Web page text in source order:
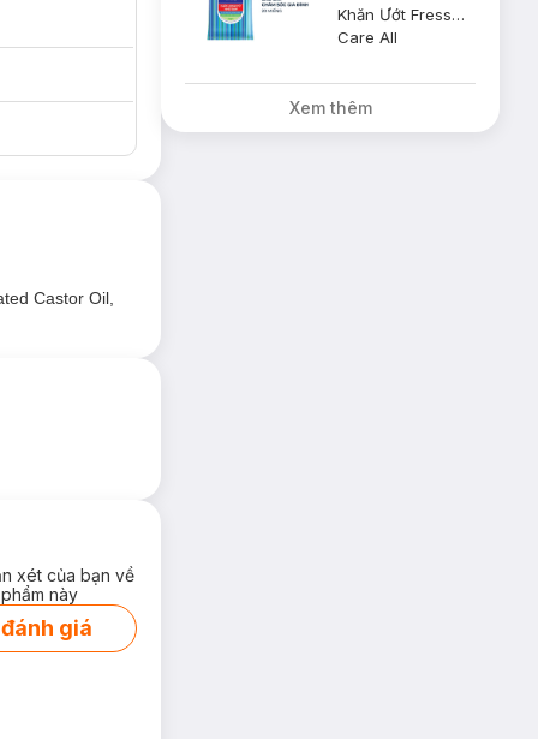
Castor Oil,
xét của bạn về
này
giá
Khăn Ướt Fressi Care All Chăm Sóc Gia Đình 20 Miếng
Care All
Xem thêm